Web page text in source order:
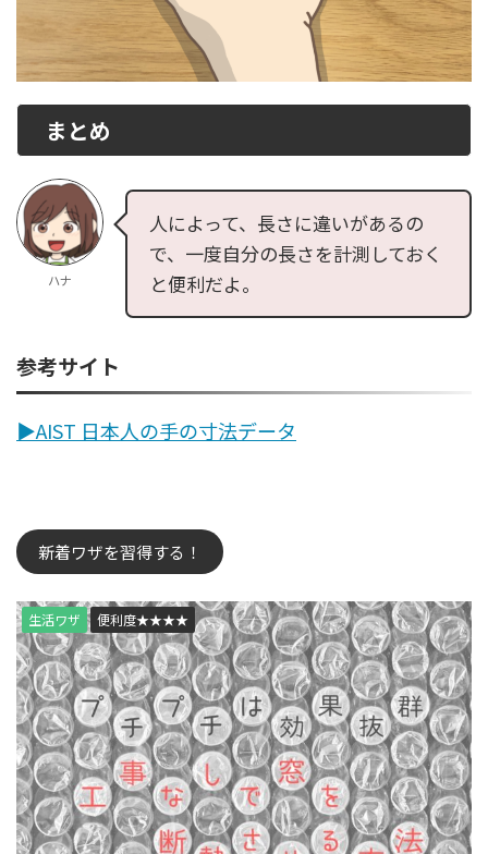
まとめ
ハナ
人によって、長さに違いがあるの
で、一度自分の長さを計測しておく
と便利だよ。
参考サイト
▶︎AIST 日本人の手の寸法データ
新着ワザを習得する！
生活ワザ お金ワザ 便利度★★★